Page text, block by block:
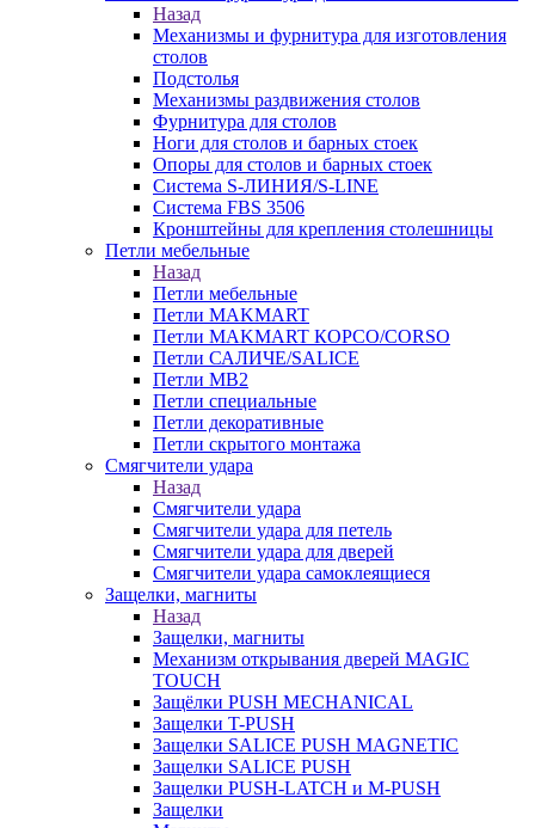
Назад
Механизмы и фурнитура для изготовления
столов
Подстолья
Механизмы раздвижения столов
Фурнитура для столов
Ноги для столов и барных стоек
Опоры для столов и барных стоек
Система S-ЛИНИЯ/S-LINE
Система FBS 3506
Кронштейны для крепления столешницы
Петли мебельные
Назад
Петли мебельные
Петли MAKMART
Петли MAKMART КОРСО/CORSO
Петли САЛИЧЕ/SALICE
Петли MB2
Петли специальные
Петли декоративные
Петли скрытого монтажа
Смягчители удара
Назад
Смягчители удара
Смягчители удара для петель
Смягчители удара для дверей
Cмягчители удара самоклеящиеся
Защелки, магниты
Назад
Защелки, магниты
Механизм открывания дверей MAGIC
TOUCH
Защёлки PUSH MECHANICAL
Защелки T-PUSH
Защелки SALICE PUSH MAGNETIC
Защелки SALICE PUSH
Защелки PUSH-LATCH и M-PUSH
Защелки